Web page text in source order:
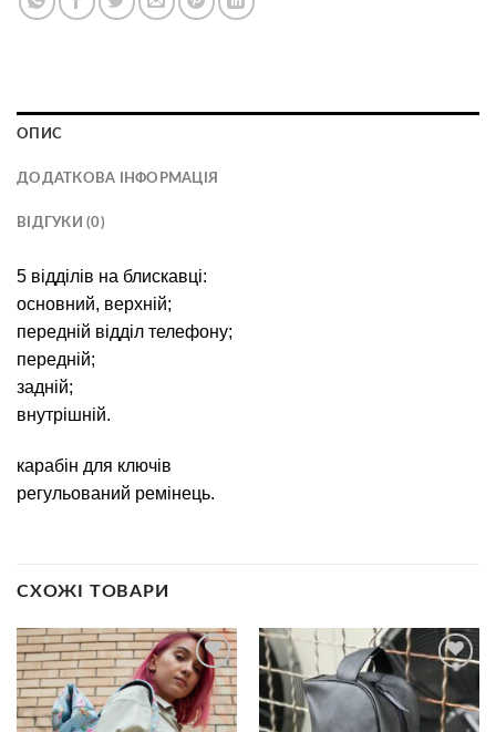
ОПИС
ДОДАТКОВА ІНФОРМАЦІЯ
ВІДГУКИ (0)
5 відділів на блискавці:
основний, верхній;
передній відділ телефону;
передній;
задній;
внутрішній.
карабін для ключів
регульований ремінець.
СХОЖІ ТОВАРИ
В
избранное
избранное